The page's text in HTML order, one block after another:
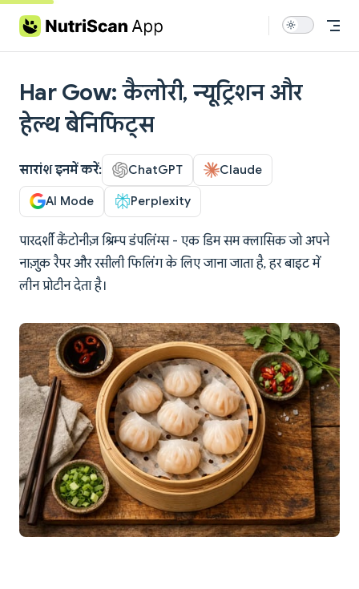
Skip to content
Har Gow: कैलोरी, न्यूट्रिशन और
हेल्थ बेनिफिट्स
सारांश इनमें करें: ChatGPT Claude
AI Mode Perplexity
पारदर्शी कैंटोनीज़ श्रिम्प डंपलिंग्स - एक डिम सम क्लासिक जो अपने
नाज़ुक रैपर और रसीली फिलिंग के लिए जाना जाता है, हर बाइट में
लीन प्रोटीन देता है।